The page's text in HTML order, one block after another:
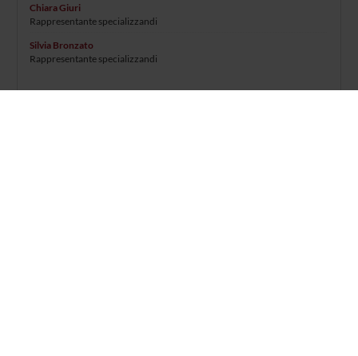
Chiara Giuri
Rappresentante specializzandi
Silvia Bronzato
Rappresentante specializzandi